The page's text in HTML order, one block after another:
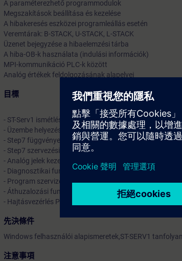
A paraméterezhető programmodulok
Megszakítások beállítása és kezelése
A hibakeresés eszközei programleállás esetén
Veremtárak: B-STACK, U-STACK, L-STACK
Üzenet bejegyzése a hibaelemzési tárba
A hiba-OB-k használata (indulási információk)
MPI-kommunikáció PLC-k között
Analóg értékek feldolgozásának alapelvei
目標
- ST-Serv1 ismétlés
- Üzembe helyezés
- Step7 függvények és függvény blokkok
- Step7 szervezési blokkok (OB)
- Analóg jelek kezelése
- Diagnosztikai funkciók és rendszerinformációk
- Program szervizelés – gyakorlati feladat
- Áthuzalozási funkció
- Hajtásvezérlés Profibus-on keresztül
先決條件
Windows felhasználói alapismeretek,ST-SERV1
注意事項